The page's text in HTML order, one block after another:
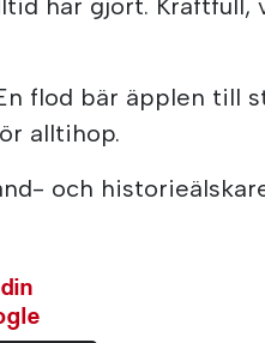
har gjort. Kraftfull,
flod bär äpplen till
alltihop.
och